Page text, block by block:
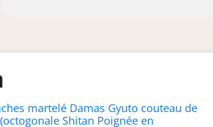
martelé Damas Gyuto couteau de
Shitan Poignée en